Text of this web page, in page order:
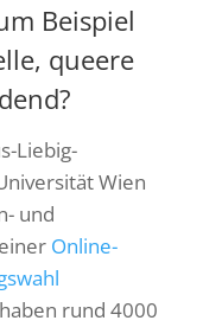
Beispiel
queere
Liebig-
Wien
und
Online-
rund 4000